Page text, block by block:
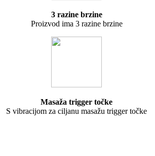
3 razine brzine
Proizvod ima 3 razine brzine
Masaža trigger točke
S vibracijom za ciljanu masažu trigger točke